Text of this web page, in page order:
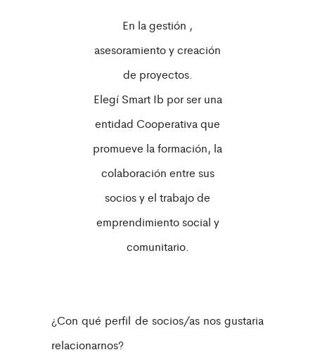
En la gestión ,
asesoramiento y creación
de proyectos.
Elegí Smart Ib por ser una
entidad Cooperativa que
promueve la formación, la
colaboración entre sus
socios y el trabajo de
emprendimiento social y
comunitario.
¿Con qué perfil de socios/as nos gustaria
relacionarnos?